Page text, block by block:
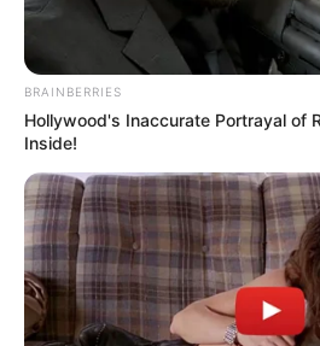
γέφυρας της Χαλκίδας.
Μια γέφυρα-σύμβολο, που
ένα τεχνικό έργο, αλλά
της καθημερινότητας και
πόλης.
Η παλιά, συρταρωτή
συνδέσει ανθρώπους,
δεκαετίες, ακούραστη, να
Ελλάδα με την Εύβοια.
BRAINBERRIES
Hollywood's Inaccurate Portrayal of
Inside!